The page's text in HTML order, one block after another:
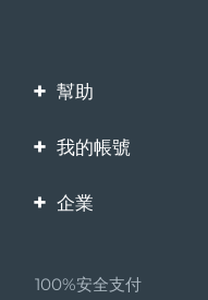
幫助
聯繫我們
保修與退換貨
我的帳號
產品註冊
企業
夥伴計畫
100%安全支付